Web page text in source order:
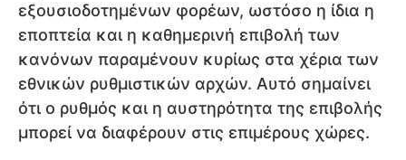
εξουσιοδοτημένων φορέων, ωστόσο η ίδια η
εποπτεία και η καθημερινή επιβολή των
κανόνων παραμένουν κυρίως στα χέρια των
εθνικών ρυθμιστικών αρχών. Αυτό σημαίνει
ότι ο ρυθμός και η αυστηρότητα της επιβολής
μπορεί να διαφέρουν στις επιμέρους χώρες.